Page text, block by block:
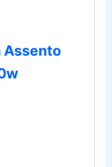
Assento